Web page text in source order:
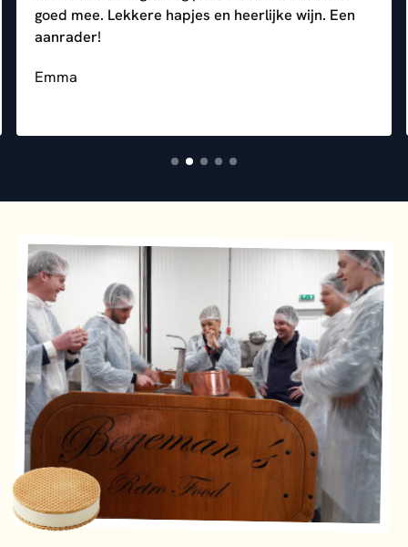
goed mee. Lekkere hapjes en heerlijke wijn. Een
aanrader!
Emma